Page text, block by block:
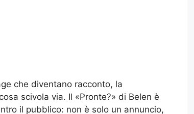
che diventano racconto, la
scivola via. Il «Pronte?» di Belen è
il pubblico: non è solo un annuncio,